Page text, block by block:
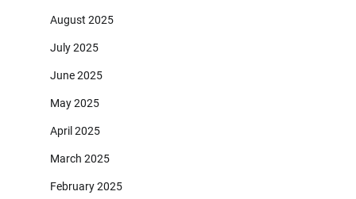
August 2025
July 2025
June 2025
May 2025
April 2025
March 2025
February 2025